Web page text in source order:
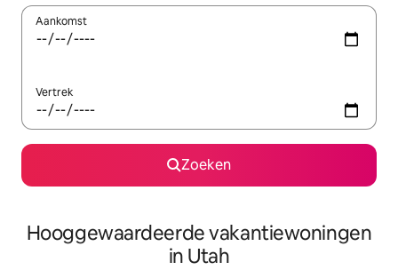
Aankomst
Vertrek
Zoeken
Hooggewaardeerde vakantiewoningen
in Utah